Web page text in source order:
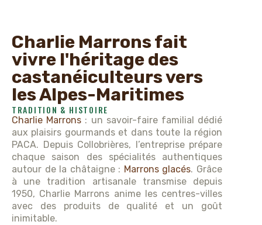
Charlie Marrons fait
vivre l'héritage des
castanéiculteurs vers
les Alpes-Maritimes
TRADITION & HISTOIRE
Charlie Marrons : un savoir-faire familial dédié
aux plaisirs gourmands et dans toute la région
PACA. Depuis Collobrières, l’entreprise prépare
chaque saison des spécialités authentiques
autour de la châtaigne : Marrons glacés. Grâce
à une tradition artisanale transmise depuis
1950, Charlie Marrons anime les centres-villes
avec des produits de qualité et un goût
inimitable.